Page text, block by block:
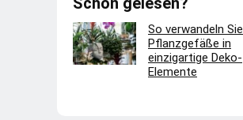
So verwandeln Sie
Pflanzgefäße in
einzigartige Deko-
Elemente